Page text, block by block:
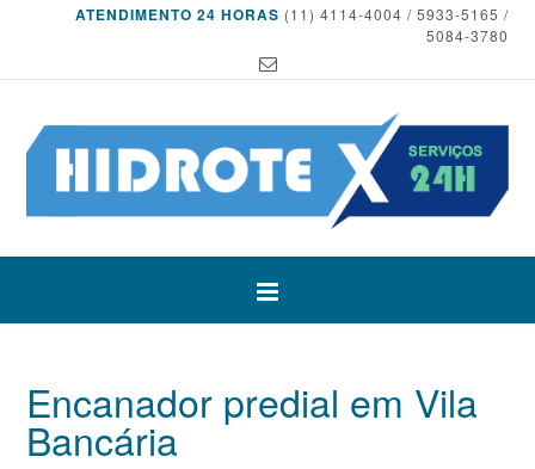
ATENDIMENTO 24 HORAS (11) 4114-4004 / 5933-5165 /
5084-3780
Encanador predial em Vila
Bancária